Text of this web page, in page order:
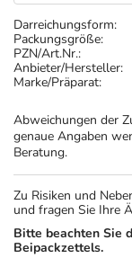
Darreichungsform:
Packungsgröße:
PZN/Art.Nr.:
Anbieter/Hersteller:
Marke/Präparat:
Abweichungen der
genaue Angaben
Beratung.
Zu Risiken und
und fragen Sie Ihre
Bitte beachten Sie
Beipackzettels.